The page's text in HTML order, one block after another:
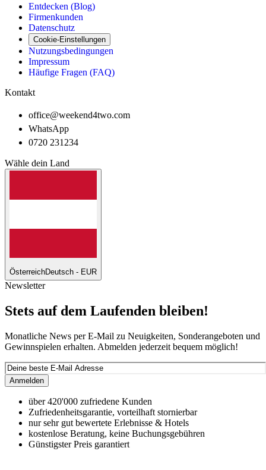
Entdecken (Blog)
Firmenkunden
Datenschutz
Cookie-Einstellungen
Nutzungsbedingungen
Impressum
Häufige Fragen (FAQ)
Kontakt
office@weekend4two.com
WhatsApp
0720 231234
Wähle dein Land
ÖsterreichDeutsch - EUR
Newsletter
Stets auf dem Laufenden bleiben!
Monatliche News per E-Mail zu Neuigkeiten, Sonderangeboten und
Gewinnspielen erhalten. Abmelden jederzeit bequem möglich!
Anmelden
über 420'000 zufriedene Kunden
Zufriedenheitsgarantie, vorteilhaft stornierbar
nur sehr gut bewertete Erlebnisse & Hotels
kostenlose Beratung, keine Buchungsgebühren
Günstigster Preis garantiert